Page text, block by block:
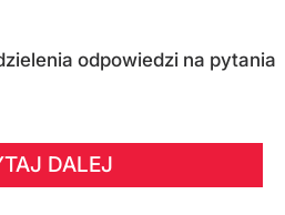
odpowiedzi na pytania
DALEJ